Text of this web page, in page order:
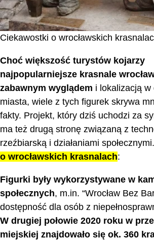
Ciekawostki o wrocławskich
Choć większość turystów kojarzy
najpopularniejsze krasnale
zabawnym wyglądem i lokalizacją w
miasta, wiele z tych figurek skrywa
fakty. Projekt, który dziś uchodzi za
ma też drugą stronę związaną z
rzeźbiarską i działaniami społecznymi.
o wrocławskich krasnalach:
Figurki były wykorzystywane w
społecznych, m.in. “Wrocław Bez
dostępność dla osób z
W drugiej połowie 2020 roku w
miejskiej znajdowało się ok. 360